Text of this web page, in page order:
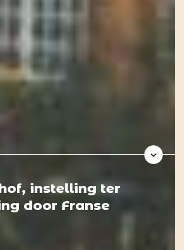
instelling ter
door Franse